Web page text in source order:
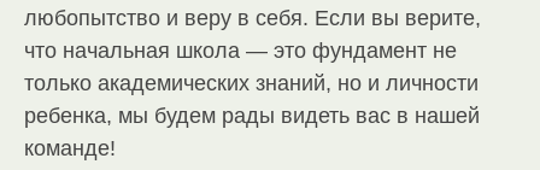
любопытство и веру в себя. Если вы верите,
что начальная школа — это фундамент не
только академических знаний, но и личности
ребенка, мы будем рады видеть вас в нашей
команде!